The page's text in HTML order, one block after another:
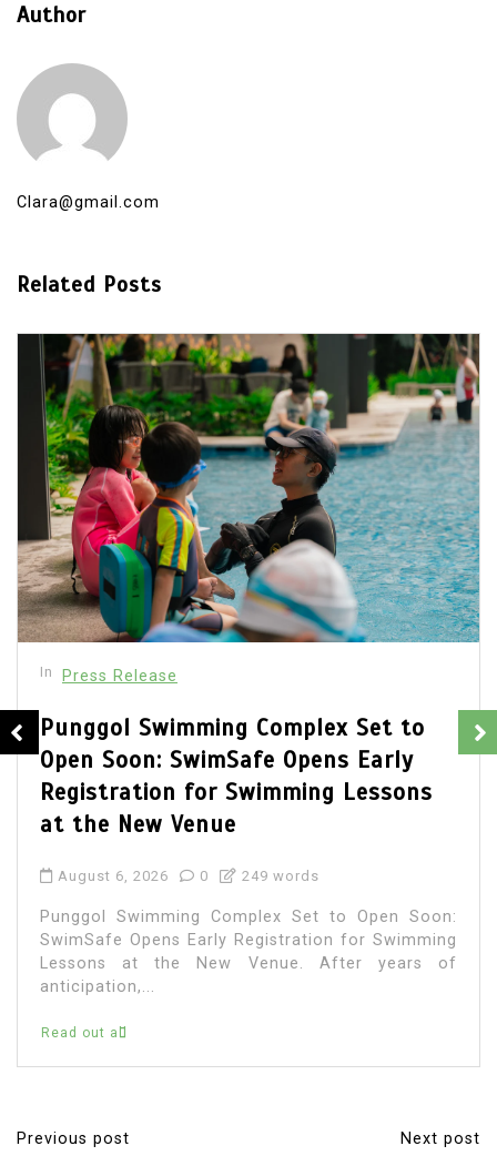
Author
Clara@gmail.com
Related Posts
Complex Set to
Opens Early
Lessons
249 words
Set to Open Soon:
Registration for Swimming
Venue. After years of
BRI KCP Pasar
Layanan
Usaha dan
BRI Kantor Cabang
Abang hadir untuk
P
Previous post Next post